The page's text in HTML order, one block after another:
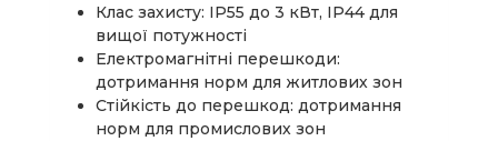
Клас захисту: IP55 до 3 кВт, IP44 для
вищої потужності
Електромагнітні перешкоди:
дотримання норм для житлових зон
Стійкість до перешкод: дотримання
норм для промислових зон